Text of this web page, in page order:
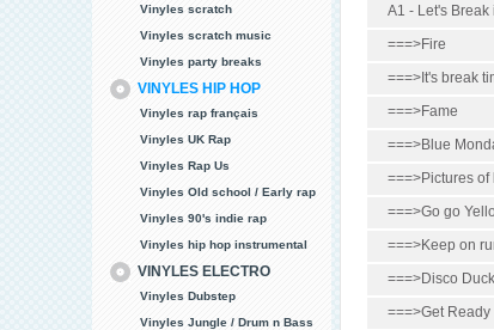
Vinyles scratch
Vinyles scratch music
Vinyles party breaks
VINYLES HIP HOP
Vinyles rap français
Vinyles UK Rap
Vinyles Rap Us
Vinyles Old school / Early rap
Vinyles 90's indie rap
Vinyles hip hop instrumental
VINYLES ELECTRO
Vinyles Dubstep
Vinyles Jungle / Drum n Bass
A1 - Let's Break
===>Fire
===>It's break
===>Fame
===>Blue
===>Pictures of
===>Go go
===>Keep on
===>Disco Duck
===>Get Ready